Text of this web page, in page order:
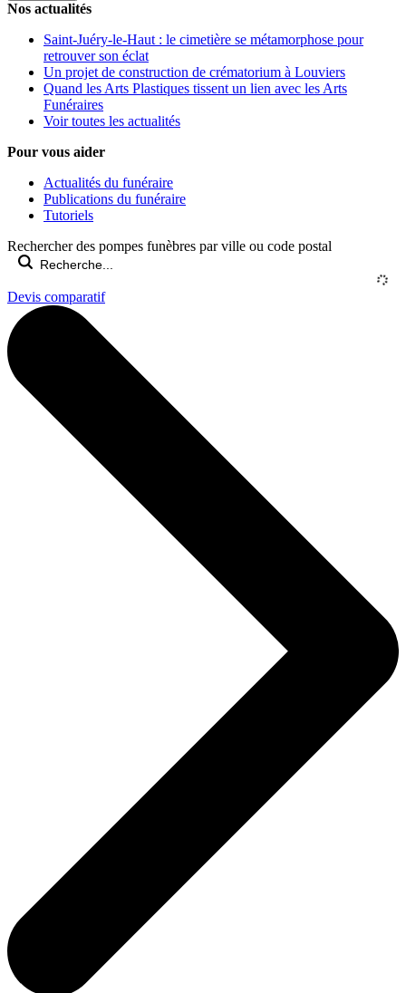
Nos actualités
Saint-Juéry-le-Haut : le cimetière se métamorphose pour
retrouver son éclat
Un projet de construction de crématorium à Louviers
Quand les Arts Plastiques tissent un lien avec les Arts
Funéraires
Voir toutes les actualités
Pour vous aider
Actualités du funéraire
Publications du funéraire
Tutoriels
Rechercher des pompes funèbres par ville ou code postal
Devis comparatif